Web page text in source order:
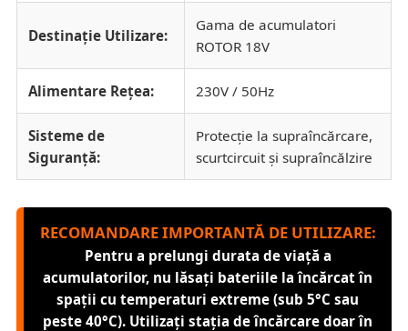
Destinație Utilizare:
Gama de acumulatori
ROTOR 18V
Alimentare Rețea: 230V / 50Hz
Sisteme de
Siguranță:
Protecție la supraîncărcare,
scurtcircuit și supraîncălzire
RECOMANDARE IMPORTANTĂ DE UTILIZARE:
Pentru a prelungi durata de viață a
acumulatorilor, nu lăsați bateriile la încărcat în
spații cu temperaturi extreme (sub 5°C sau
peste 40°C). Utilizați stația de încărcare doar în